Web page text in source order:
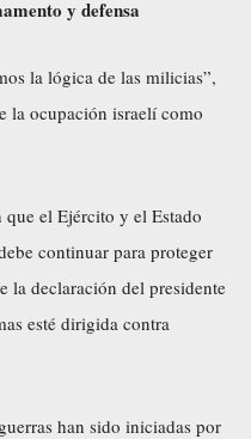
y defensa
la lógica de las milicias”,
la ocupación israelí como
el Ejército y el Estado
continuar para proteger
la declaración del presidente
esté dirigida contra
han sido iniciadas por